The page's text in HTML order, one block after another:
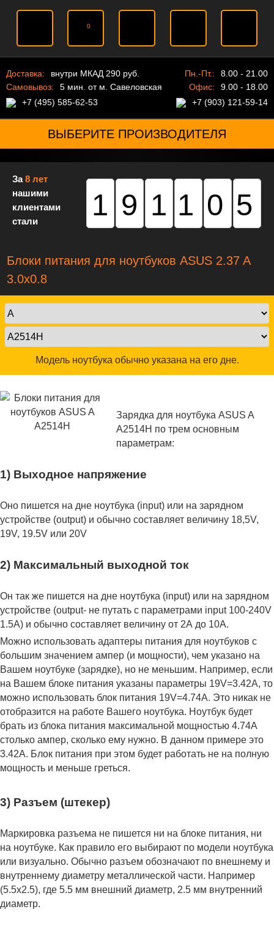
0
Доставка:
внутри МКАД 290 руб.
Самовывоз:
5 мин. от м. Савеловская
+7 (495) 585-62-53
Пн.-Пт.:
8.00 - 21.00
Офис:
9.00 - 18.00
+7 (903) 121-59-14
ВЫБЕРИТЕ ПРОИЗВОДИТЕЛЯ
За8 лет
нашими
клиентами
стали
191105
Блоки питания для ноутбуков ASUS 2.37 A
3.0x0.8
Модель ноутбука обычно указана на его дне.
Зарядка для ноутбука ASUS A
A2514H по трем основным
параметрам:
1) Выходное напряжение
Оно пишется на дне ноутбука (input) или на зарядном
устройстве (output) и обычно составляет величину 18,5V,
19V, 19.5V или 20V
2) Максимальный выходной ток
Он так же пишется на дне ноутбука (input) или на зарядном
устройстве (output- не путать с параметрами input 100-240V
1.5A) и обычно составляет величину от 2А до 10A.
Можно использовать адаптеры питания для ноутбуков с
большим значением ампер (и мощности), чем указано на
Вашем ноутбуке (зарядке), но не меньшим. Например, если
на Вашем блоке питания указаны параметры 19V=3.42A, то
можно использовать блок питания 19V=4.74A. Это никак не
отобразится на работе Вашего ноутбука. Ноутбук будет
брать из блока питания максимальной мощностью 4.74А
столько ампер, сколько ему нужно. В данном примере это
3.42А. Блок питания при этом будет работать не на полную
мощность и меньше греться.
3) Разъем (штекер)
Маркировка разъема не пишется ни на блоке питания, ни
на ноутбуке. Как правило его выбирают по модели ноутбука
или визуально. Обычно разъем обозначают по внешнему и
внутреннему диаметру металлической части. Например
(5.5x2.5), где 5.5 мм внешний диаметр, 2.5 мм внутренний
диаметр.